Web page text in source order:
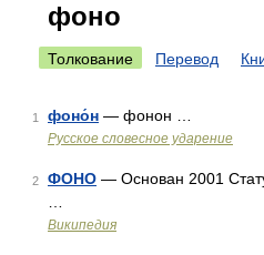
фоно
Толкование Перевод
1 фоно́н — фонон …
Русское словесное ударение
2 ФОНО — Основан 2001
Википедия